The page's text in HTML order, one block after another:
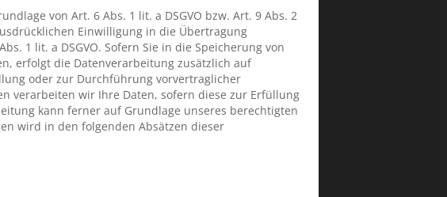
von Art. 6 Abs. 1 lit. a DSGVO bzw. Art. 9 Abs. 2
Einwilligung in die Übertragung
1 lit. a DSGVO. Sofern Sie in die Speicherung von
erfolgt die Datenverarbeitung zusätzlich auf
oder zur Durchführung vorvertraglicher
verarbeiten wir Ihre Daten, sofern diese zur Erfüllung
kann ferner auf Grundlage unseres berechtigten
wird in den folgenden Absätzen dieser